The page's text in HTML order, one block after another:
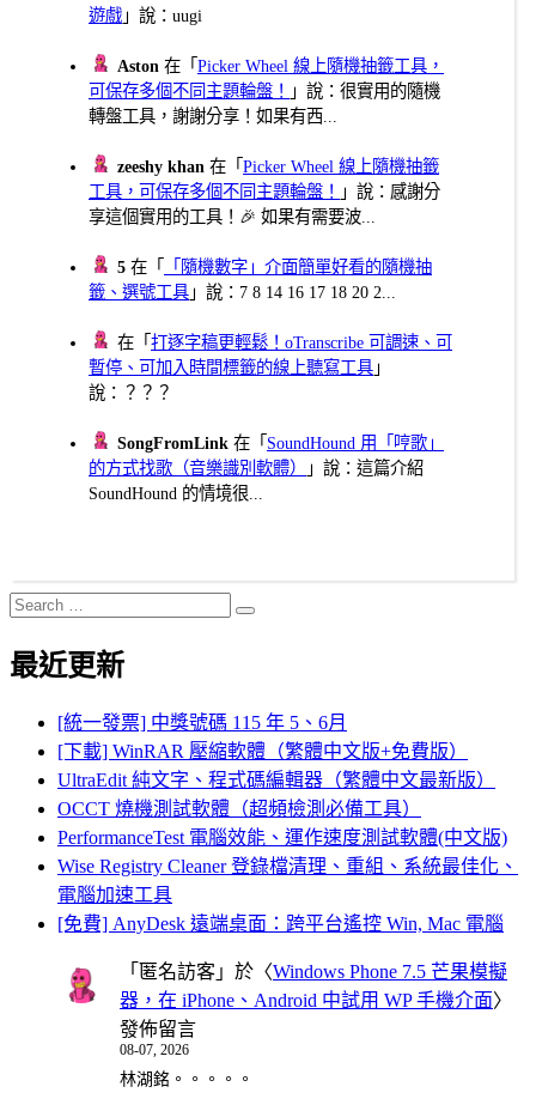
遊戲 」說：uugi
Aston 在「Picker Wheel 線上隨機抽籤工具，
可保存多個不同主題輪盤！
」說：很實用的隨機
轉盤工具，謝謝分享！如果有西...
zeeshy khan 在「Picker Wheel 線上隨機抽籤
工具，可保存多個不同主題輪盤！
」說：感謝分
享這個實用的工具！🎉 如果有需要波...
5 在「
「隨機數字」介面簡單好看的隨機抽
籤、選號工具 」說：7 8 14 16 17 18 20 2...
在「打逐字稿更輕鬆！oTranscribe 可調速、可
暫停、可加入時間標籤的線上聽寫工具 」
說：？？？
SongFromLink 在「 SoundHound 用「哼歌」
的方式找歌（音樂識別軟體）
」說：這篇介紹
SoundHound 的情境很...
Search
for:
Search
最近更新
[統一發票] 中獎號碼 115 年 5、6月
[下載] WinRAR 壓縮軟體（繁體中文版+免費版）
UltraEdit 純文字、程式碼編輯器（繁體中文最新版）
OCCT 燒機測試軟體（超頻檢測必備工具）
PerformanceTest 電腦效能、運作速度測試軟體(中文版)
Wise Registry Cleaner 登錄檔清理、重組、系統最佳化、
電腦加速工具
[免費] AnyDesk 遠端桌面：跨平台遙控 Win, Mac 電腦
「 匿名訪客 」於〈Windows Phone 7.5 芒果模擬
器，在 iPhone、Android 中試用 WP 手機介面〉
發佈留言
08-07, 2026
林湖銘。。。。。